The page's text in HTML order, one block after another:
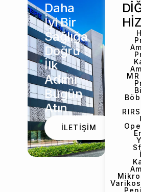
Daha
İyi Bir
Sağlığa
Doğru
İlk
Adımı
Bugün
Atın
İLETİŞİM